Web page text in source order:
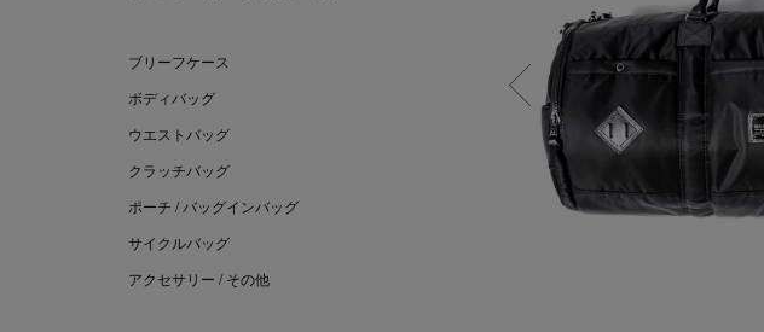
ブリーフケース
ボディバッグ
ウエストバッグ
クラッチバッグ
ポーチ / バッグインバッグ
サイクルバッグ
アクセサリー / その他